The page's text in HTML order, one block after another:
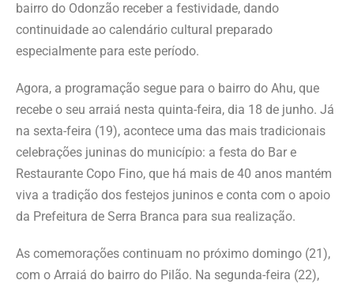
bairro do Odonzão receber a festividade, dando
continuidade ao calendário cultural preparado
especialmente para este período.
Agora, a programação segue para o bairro do Ahu, que
recebe o seu arraiá nesta quinta-feira, dia 18 de junho. Já
na sexta-feira (19), acontece uma das mais tradicionais
celebrações juninas do município: a festa do Bar e
Restaurante Copo Fino, que há mais de 40 anos mantém
viva a tradição dos festejos juninos e conta com o apoio
da Prefeitura de Serra Branca para sua realização.
As comemorações continuam no próximo domingo (21),
com o Arraiá do bairro do Pilão. Na segunda-feira (22),